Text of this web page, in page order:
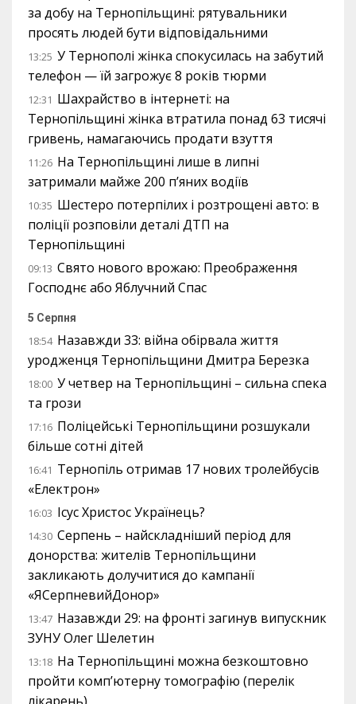
за добу на Тернопільщині: рятувальники
просять людей бути відповідальними
13:25 У Тернополі жінка спокусилась на забутий
телефон — їй загрожує 8 років тюрми
12:31 Шахрайство в інтернеті: на
Тернопільщині жінка втратила понад 63 тисячі
гривень, намагаючись продати взуття
11:26 На Тернопільщині лише в липні
затримали майже 200 п’яних водіїв
10:35 Шестеро потерпілих і розтрощені авто: в
поліції розповіли деталі ДТП на
Тернопільщині
09:13 Свято нового врожаю: Преображення
Господнє або Яблучний Спас
5 Серпня
18:54 Назавжди 33: війна обірвала життя
уродженця Тернопільщини Дмитра Березка
18:00 У четвер на Тернопільщині – сильна спека
та грози
17:16 Поліцейські Тернопільщини розшукали
більше сотні дітей
16:41 Тернопіль отримав 17 нових тролейбусів
«Електрон»
16:03 Ісус Христос Українець?
14:30 Серпень – найскладніший період для
донорства: жителів Тернопільщини
закликають долучитися до кампанії
«ЯСерпневийДонор»
13:47 Назавжди 29: на фронті загинув випускник
ЗУНУ Олег Шелетин
13:18 На Тернопільщині можна безкоштовно
пройти комп’ютерну томографію (перелік
лікарень)